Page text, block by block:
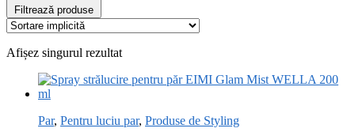
Filtrează produse
Afișez singurul rezultat
Par, Pentru luciu par, Produse de Styling